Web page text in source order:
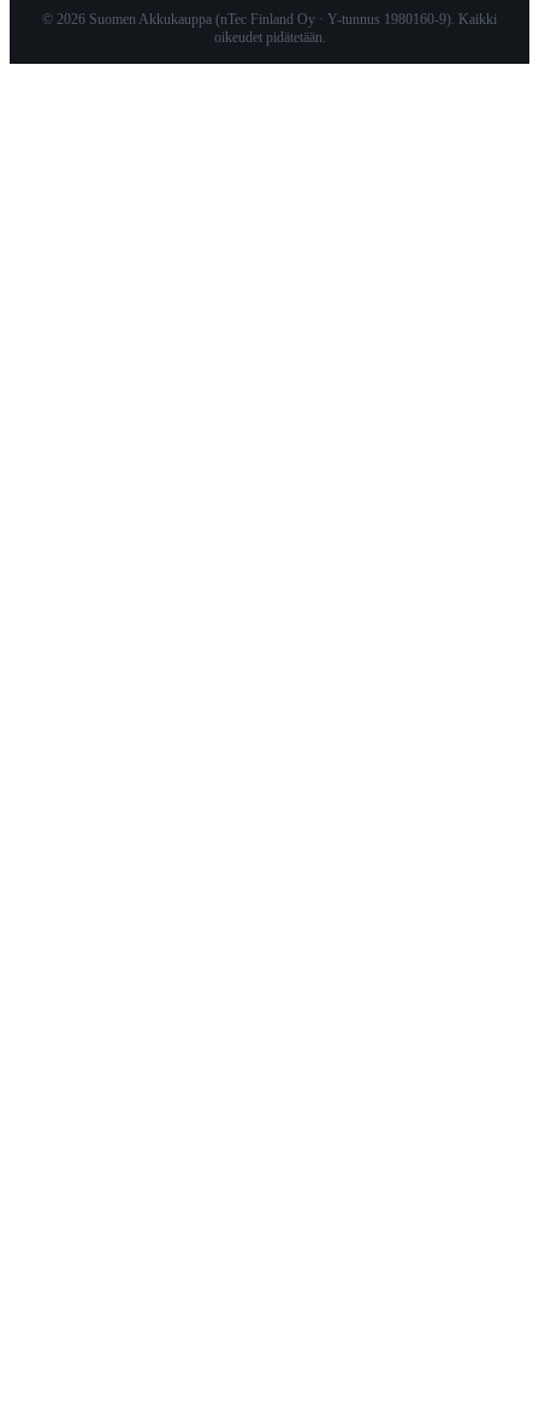
© 2026 Suomen Akkukauppa (nTec Finland Oy · Y-tunnus 1980160-9). Kaikki
oikeudet pidätetään.